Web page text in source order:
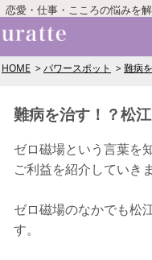
恋愛・仕事・こころの悩みを
HOME パワースポット 難病
難病を治す！？松
ゼロ磁場という言葉を
ご利益を紹介していきま
ゼロ磁場のなかでも松
す。